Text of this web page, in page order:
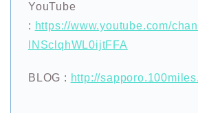
YouTube
: https://www.youtube.com/
lNSclqhWL0ijtFFA
BLOG : http://